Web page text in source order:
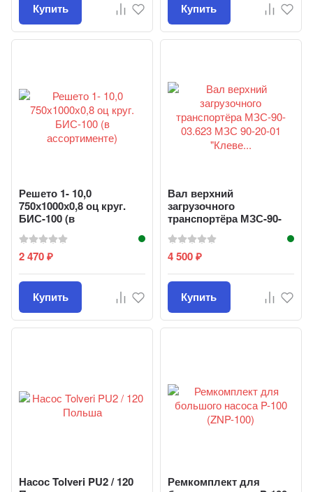
Купить Купить
Решето 1- 10,0
750х1000х0,8 оц круг.
БИС-100 (в
ассортименте)
2 470₽
Купить
Вал верхний
загрузочного
транспортёра МЗС-90-
03.623 МЗС 90-20-01
"Клеве...
4 500 ₽
Купить
Насос Tolveri PU2 / 120
Ремкомплект для